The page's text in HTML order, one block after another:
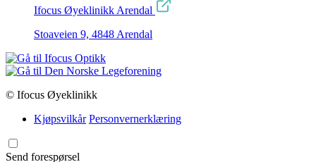
Ifocus Øyeklinikk Arendal
Stoaveien 9, 4848 Arendal
© Ifocus Øyeklinikk
Kjøpsvilkår Personvernerklæring
Send forespørsel